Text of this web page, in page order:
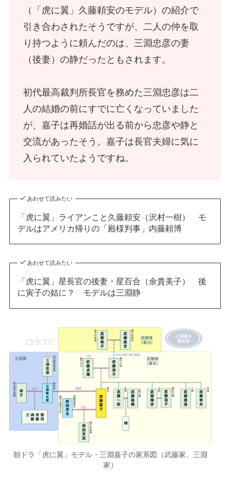
（「虎に翼」久藤頼安のモデル）の紹介で
引き合わされたそうですが、二人の仲を取
り持つように頼んだのは、三淵忠彦の妻
（後妻）の静だったともされます。
初代最高裁判所長官を務めた三淵忠彦は二
人の結婚の前にすでに亡くなっていました
が、嘉子は再婚話が出る前から忠彦や静と
交流があったそう。嘉子は長官夫婦に気に
入られていたようですね。
あわせて読みたい
「虎に翼」ライアンこと久藤頼安（沢村一樹） モ
デルはアメリカ帰りの「殿様判事」内藤頼博
あわせて読みたい
「虎に翼」星長官の後妻・星百合（余貴美子） 後
に寅子の姑に？ モデルは三淵静
朝ドラ「虎に翼」モデル・三淵嘉子の家系図（武藤家、三淵
家）